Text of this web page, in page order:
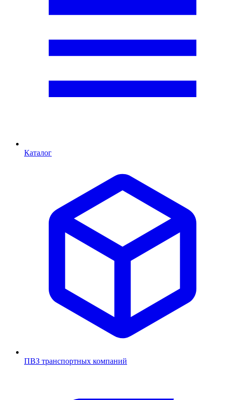
Каталог
ПВЗ транспортных компаний